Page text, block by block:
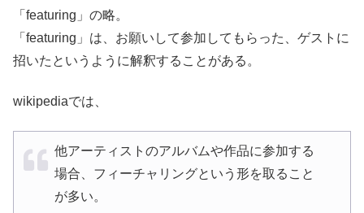
「featuring」の略。
「featuring」は、お願いして参加してもらった、ゲストに
招いたというように解釈することがある。
wikipediaでは、
他アーティストのアルバムや作品に参加する
場合、フィーチャリングという形を取ること
が多い。